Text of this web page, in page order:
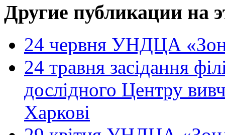
Другие публикации на
24 червня УНДЦА
24 травня засідання
дослідного Центру
Харкові